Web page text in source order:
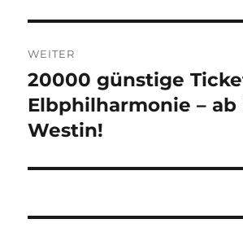
WEITER
Nächster
Beitrag:
20000 günstige
Elbphilharmonie – ab
Westin!